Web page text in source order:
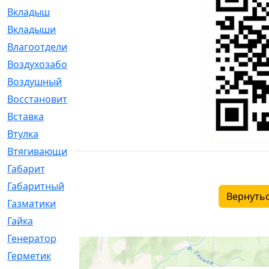
Вкладыш
Вкладыши
Влагоотделитель
Воздухозаборник
Воздушный
Восстановительный
Вставка
Втулка
Втягивающий
[22]
Габарит
Габаритный
Газматики
Гайка
Генератор
[148]
Герметик
[15]